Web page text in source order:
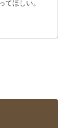
てほしい。